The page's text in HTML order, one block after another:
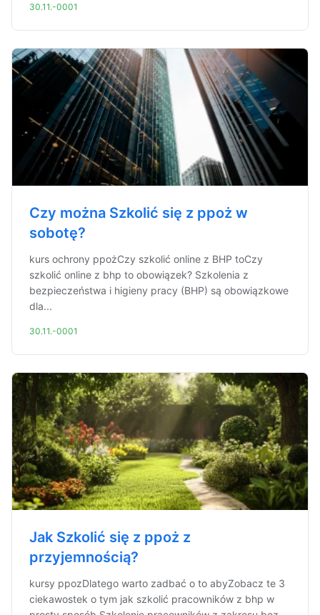
30.11.-0001
Czy można Szkolić się z ppoż w
sobotę?
kurs ochrony ppożCzy szkolić online z BHP toCzy
szkolić online z bhp to obowiązek? Szkolenia z
bezpieczeństwa i higieny pracy (BHP) są obowiązkowe
dla...
30.11.-0001
Jak Szkolić się z ppoż z
przyjemnością?
kursy ppozDlatego warto zadbać o to abyZobacz te 3
ciekawostek o tym jak szkolić pracowników z bhp w